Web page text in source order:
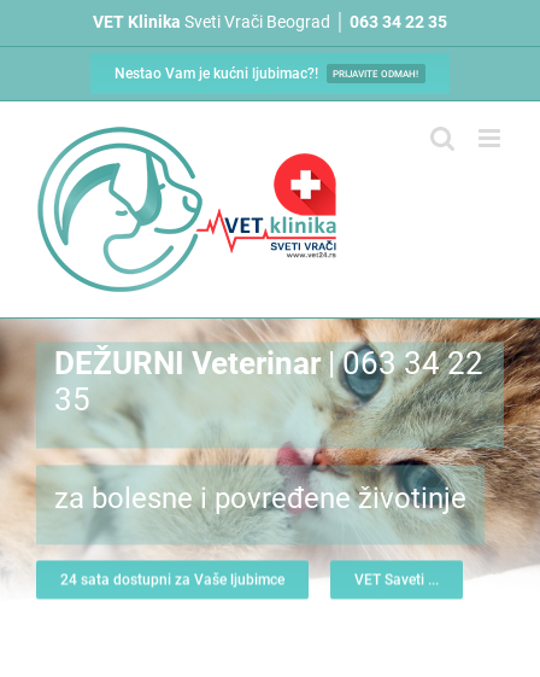
VET Klinika Sveti Vrači Beograd │ 063 34 22 35
Nestao Vam je kućni ljubimac?! PRIJAVITE ODMAH!
DEŽURNI Veterinar| 063 34 22
35
za bolesne i povređene životinje
24 sata dostupni za Vaše ljubimce VET Saveti ...